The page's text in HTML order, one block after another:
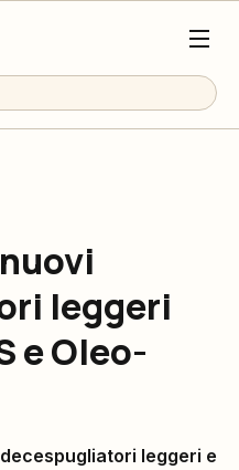
leggeri
e Oleo-
leggeri e